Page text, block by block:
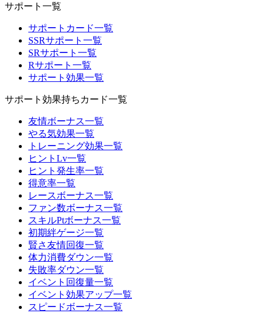
サポート一覧
サポートカード一覧
SSRサポート一覧
SRサポート一覧
Rサポート一覧
サポート効果一覧
サポート効果持ちカード一覧
友情ボーナス一覧
やる気効果一覧
トレーニング効果一覧
ヒントLv一覧
ヒント発生率一覧
得意率一覧
レースボーナス一覧
ファン数ボーナス一覧
スキルPtボーナス一覧
初期絆ゲージ一覧
賢さ友情回復一覧
体力消費ダウン一覧
失敗率ダウン一覧
イベント回復量一覧
イベント効果アップ一覧
スピードボーナス一覧